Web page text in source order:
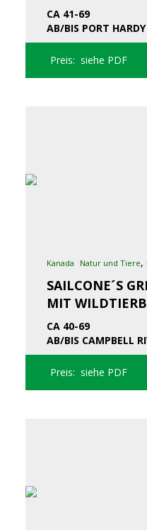
CA 41-69
AB/BIS PORT HARDY
Preis: siehe PDF
Kanada Natur und Tiere,
SAILCONE´S
MIT
CA 40-69
AB/BIS CAMPBELL
Preis: siehe PDF